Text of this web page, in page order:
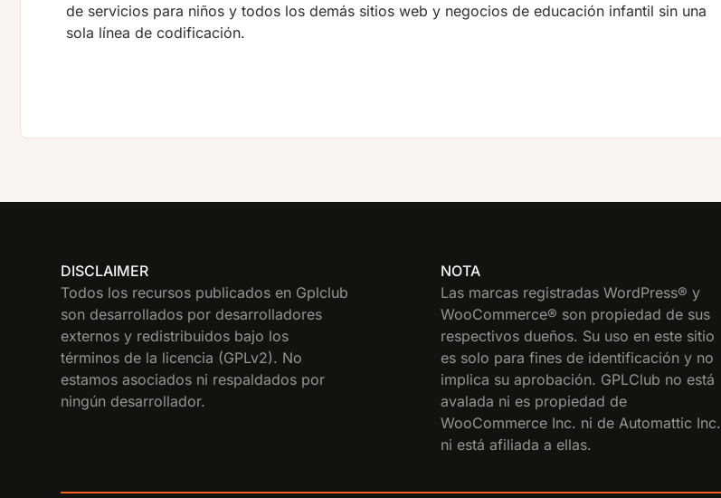
de servicios para niños y todos los demás sitios web y negocios de educación infantil sin una
sola línea de codificación.
DISCLAIMER
Todos los recursos publicados en Gplclub
son desarrollados por desarrolladores
externos y redistribuidos bajo los
términos de la licencia (GPLv2). No
estamos asociados ni respaldados por
ningún desarrollador.
NOTA
Las marcas registradas WordPress® y
WooCommerce® son propiedad de sus
respectivos dueños. Su uso en este sitio
es solo para fines de identificación y no
implica su aprobación. GPLClub no está
avalada ni es propiedad de
WooCommerce Inc. ni de Automattic Inc.
ni está afiliada a ellas.